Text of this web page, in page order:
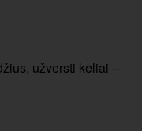
užversti keliai –